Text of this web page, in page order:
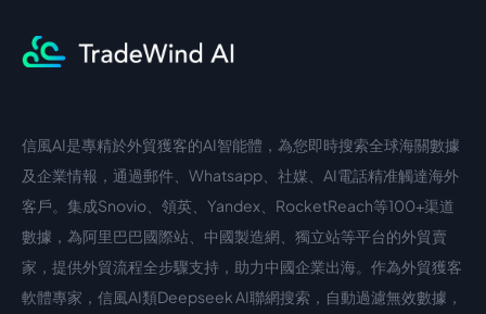
中文入口
信風AI是專精於外貿獲客的AI智能體，為您即時搜索全球海關數據
及企業情報，通過郵件、Whatsapp、社媒、AI電話精准觸達海外
客戶。集成Snovio、領英、Yandex、RocketReach等100+渠道
數據，為阿里巴巴國際站、中國製造網、獨立站等平台的外貿賣
家，提供外貿流程全步驟支持，助力中國企業出海。作為外貿獲客
軟體專家，信風AI類Deepseek AI聯網搜索，自動過濾無效數據，